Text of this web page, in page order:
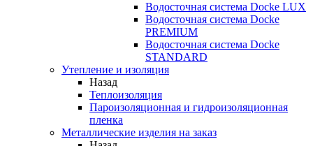
Водосточная система Docke LUX
Водосточная система Docke
PREMIUM
Водосточная система Docke
STANDARD
Утепление и изоляция
Назад
Теплоизоляция
Пароизоляционная и гидроизоляционная
пленка
Металлические изделия на заказ